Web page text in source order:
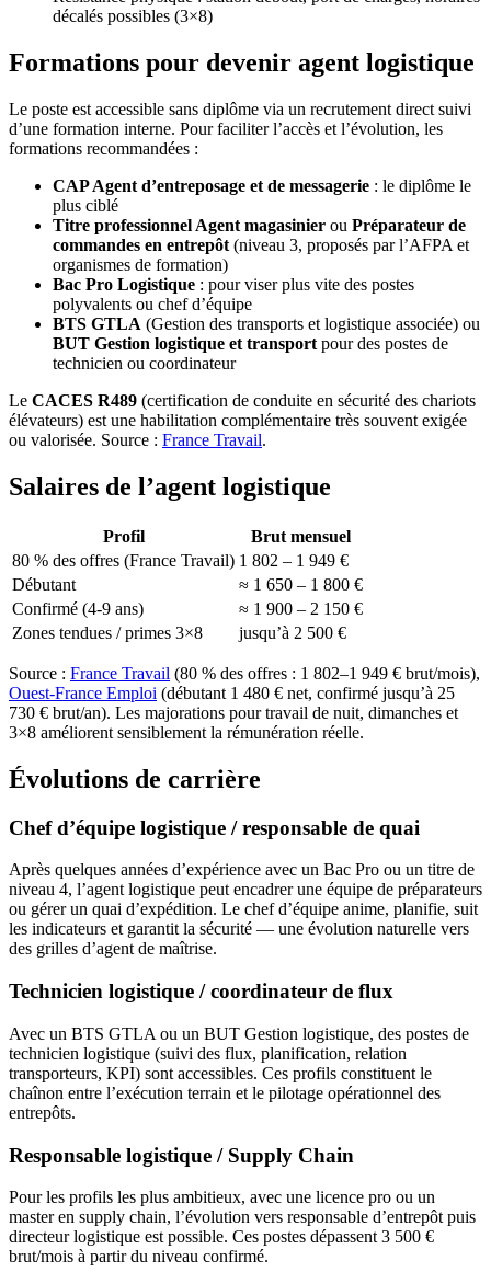
décalés possibles (3×8)
Formations pour devenir agent logistique
Le poste est accessible sans diplôme via un recrutement direct suivi
d’une formation interne. Pour faciliter l’accès et l’évolution, les
formations recommandées :
CAP Agent d’entreposage et de messagerie : le diplôme le
plus ciblé
Titre professionnel Agent magasinier ou Préparateur de
commandes en entrepôt (niveau 3, proposés par l’AFPA et
organismes de formation)
Bac Pro Logistique : pour viser plus vite des postes
polyvalents ou chef d’équipe
BTS GTLA (Gestion des transports et logistique associée) ou
BUT Gestion logistique et transport pour des postes de
technicien ou coordinateur
Le CACES R489 (certification de conduite en sécurité des chariots
élévateurs) est une habilitation complémentaire très souvent exigée
ou valorisée. Source : France Travail.
Salaires de l’agent logistique
Profil
Brut mensuel
80 % des offres (France Travail) 1 802 – 1 949 €
Débutant
≈ 1 650 – 1 800 €
Confirmé (4-9 ans)
≈ 1 900 – 2 150 €
Zones tendues / primes 3×8
jusqu’à 2 500 €
Source : France Travail (80 % des offres : 1 802–1 949 € brut/mois),
Ouest-France Emploi (débutant 1 480 € net, confirmé jusqu’à 25
730 € brut/an). Les majorations pour travail de nuit, dimanches et
3×8 améliorent sensiblement la rémunération réelle.
Évolutions de carrière
Chef d’équipe logistique / responsable de quai
Après quelques années d’expérience avec un Bac Pro ou un titre de
niveau 4, l’agent logistique peut encadrer une équipe de préparateurs
ou gérer un quai d’expédition. Le chef d’équipe anime, planifie, suit
les indicateurs et garantit la sécurité — une évolution naturelle vers
des grilles d’agent de maîtrise.
Technicien logistique / coordinateur de flux
Avec un BTS GTLA ou un BUT Gestion logistique, des postes de
technicien logistique (suivi des flux, planification, relation
transporteurs, KPI) sont accessibles. Ces profils constituent le
chaînon entre l’exécution terrain et le pilotage opérationnel des
entrepôts.
Responsable logistique / Supply Chain
Pour les profils les plus ambitieux, avec une licence pro ou un
master en supply chain, l’évolution vers responsable d’entrepôt puis
directeur logistique est possible. Ces postes dépassent 3 500 €
brut/mois à partir du niveau confirmé.